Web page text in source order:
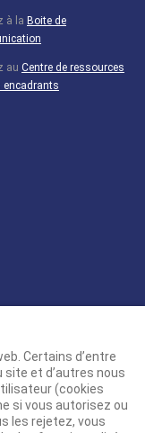
à la Boite de
au Centre de ressources
encadrants
Certains d’entre
et d’autres nous
(cookies
si vous autorisez ou
les rejetez, vous